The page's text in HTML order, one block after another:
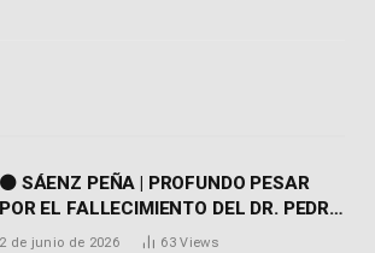
⚫ SÁENZ PEÑA | PROFUNDO PESAR
POR EL FALLECIMIENTO DEL DR. PEDRO
MARTORELL
2 de junio de 2026 63Views